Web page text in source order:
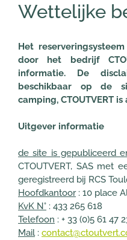
Wettelijke
Het
door het bedrijf
informatie. De
beschikbaar op de
camping, CTOUTVERT
Uitgever informatie
de site is gepubliceerd
CTOUTVERT, SAS met
geregistreerd bij RCS
Hoofdkantoor: 10 place
KvK N° : 433 265 618
Telefoon : + 33 (0)5 61 47
Mail: